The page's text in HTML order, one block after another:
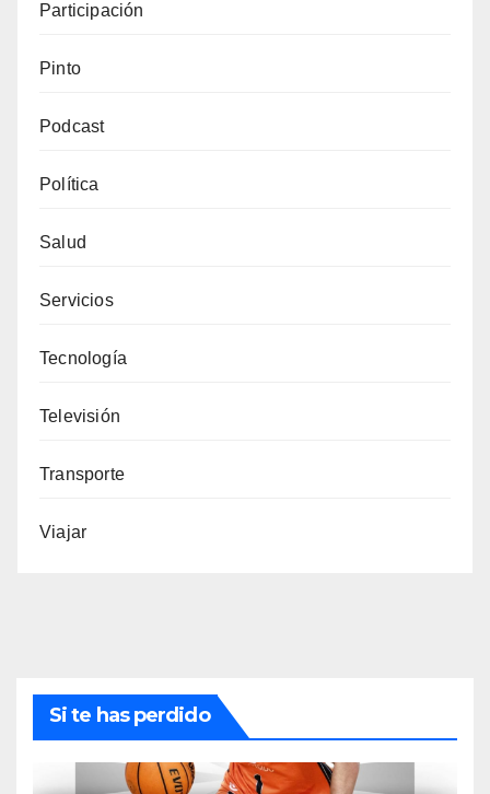
Participación
Pinto
Podcast
Política
Salud
Servicios
Tecnología
Televisión
Transporte
Viajar
Si te has perdido